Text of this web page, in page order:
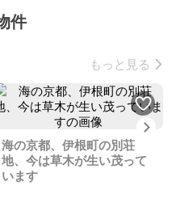
件
もっと見る
海の京都、伊根町の別荘
地、今は草木が生い茂って
います